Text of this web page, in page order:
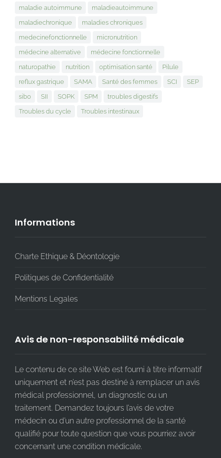
maladie autoimmune
maladieautoimmune
maladiechronique
maladies chroniques
medecinefonctionnelle
micronutrition
médecine alternative
médecine fonctionnelle
naturopathie
nutrition optimisation santé
Pilule
reflux gastrique
SAMA Santé des femmes SCI
SEP
sibo
SII SOPK SPM
troubles digestifs
Troubles du cycle
Troubles intestinaux
Informations
Charte Ethique & Déontologie
Politiques de Confidentialité
Mentions Legales
Avis de non-responsabilité médicale
Le contenu de ce site Web est fourni à titre informatif
uniquement et n’est pas destiné à remplacer un avis
médical professionnel, un diagnostic ou un
traitement. Demandez toujours l’avis de votre
médecin ou d’un autre professionnel de la santé
qualifié pour toute question que vous pourriez avoir
concernant une condition médicale.